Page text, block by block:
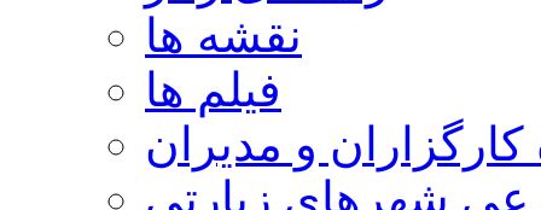
نقشه ها
فیلم ها
كارگزاران و مديران
شهرهاي زيارتي